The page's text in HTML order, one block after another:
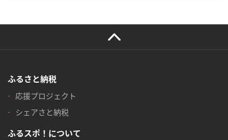
ふるさと納税
応援プロジェクト
シェアさと納税
ふるスポ！について